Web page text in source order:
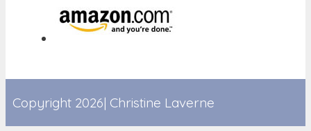
Copyright 2026| Christine Laverne